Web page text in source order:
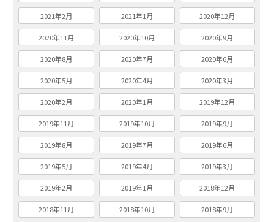
2021年2月 2021年1月 2020年12月
2020年11月 2020年10月 2020年9月
2020年8月 2020年7月 2020年6月
2020年5月 2020年4月 2020年3月
2020年2月 2020年1月 2019年12月
2019年11月 2019年10月 2019年9月
2019年8月 2019年7月 2019年6月
2019年5月 2019年4月 2019年3月
2019年2月 2019年1月 2018年12月
2018年11月 2018年10月 2018年9月